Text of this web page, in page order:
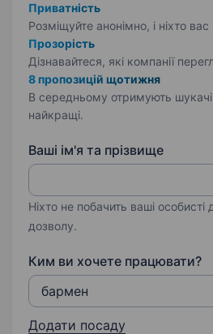
Приватність
Розміщуйте анонімно, і ніхто вас
Прозорість
Дізнавайтеся, які компанії
8 пропозицій щотижня
В середньому отримують
найкращі.
Ваші ім'я та прізвище
Ніхто не побачить ваші особисті
дозволу.
Ким ви хочете працювати?
Додати посаду